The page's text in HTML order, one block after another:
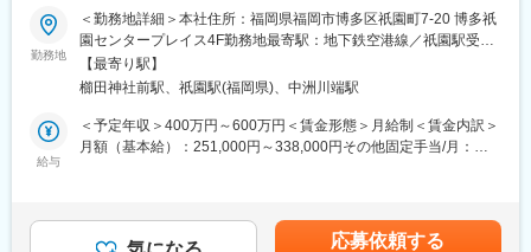
変更の範囲：会社の定める業務
※ステーショナリー以外のアイテム（トートバッグ、エコバッグ、
コースター他）も多数あり
※展示会（年に２回）のブースデザイン、カタログ作成、Webサイ
※営業に同行してクライアントとの打ち合わせ並びにプレゼン（頻
度は少）
■業務内容：
デザイナーのアイデアを、お客様の手元に届く「完璧なプロダク
ト」へと昇華させる、開発の司令塔（エンジニアリング・ディレ
クター）としての役割をお任せします。
＜クリエイティブ・レビュー（構造レビュー）＞
・デザイナーの図面や仕様書から、安全性・量産性・美しさを両
立できる構造を見極めます
・懸念点があれば修正指示に留まらず、デザイナーと肩を並べ、
＜プロダクト・ブラッシュアップ（サンプル検品）＞
勤務地
＜勤務地詳細＞本社住所：福岡県福岡市博多区祇園町7-20 博多祇
園センタープレイス4F勤務地最寄駅：地下鉄空港線／祇園駅受動
喫煙対策：その他（屋内全面禁煙／喫煙室設置）変更の範囲：会
社の定める事業所
【最寄り駅】
櫛田神社前駅、祇園駅(福岡県)、中洲川端駅
給与
＜予定年収＞400万円～600万円＜賃金形態＞月給制＜賃金内訳＞
月額（基本給）：251,000円～338,000円その他固定手当/月：
30時間0分、81,900円を支給超過した時間外労働の残業時間代は
応募依頼する